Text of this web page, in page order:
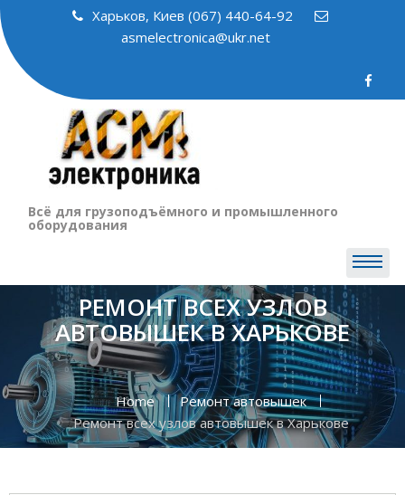
Skip
to
content
Харьков, Киев (067) 440-64-92
asmelectronica@ukr.net
Всё для грузоподъёмного и промышленного
оборудования
РЕМОНТ ВСЕХ УЗЛОВ
АВТОВЫШЕК В ХАРЬКОВЕ
Home
Ремонт автовышек
Ремонт всех узлов автовышек в Харькове